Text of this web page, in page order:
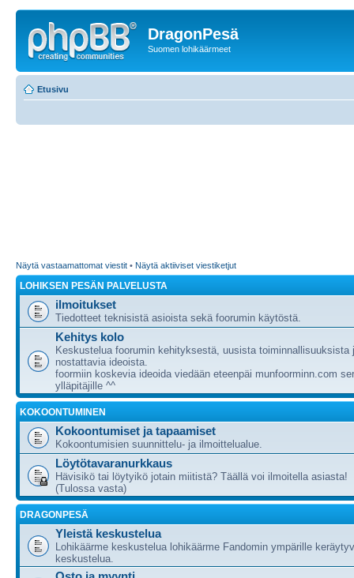
DragonPesä
Suomen lohikäärmeet
Etusivu
Näytä vastaamattomat viestit • Näytä aktiiviset viestiketjut
LOHIKSEN PESÄN PALVELUSTA
ilmoitukset
Tiedotteet teknisistä asioista sekä foorumin käytöstä.
Kehitys kolo
Keskustelua foorumin kehityksestä, uusista toiminnallisuuksista
nostattavia ideoista.
foormiin koskevia ideoida viedään eteenpäi munfoorminn.com
ylläpitäjille ^^
KOKOONTUMINEN
Kokoontumiset ja tapaamiset
Kokoontumisien suunnittelu- ja ilmoittelualue.
Löytötavaranurkkaus
Hävisikö tai löytyikö jotain miitistä? Täällä voi ilmoitella asiasta!
(Tulossa vasta)
DRAGONPESÄ
Yleistä keskustelua
Lohikäärme keskustelua lohikäärme Fandomin ympärille
keskustelua.